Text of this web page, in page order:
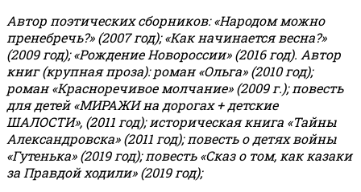
Автор поэтических сборников: «Народом можно
пренебречь?» (2007 год); «Как начинается весна?»
(2009 год); «Рождение Новороссии» (2016 год). Автор
книг (крупная проза): роман «Ольга» (2010 год);
роман «Красноречивое молчание» (2009 г.); повесть
для детей «МИРАЖИ на дорогах + детские
ШАЛОСТИ», (2011 год); историческая книга «Тайны
Александровска» (2011 год); повесть о детях войны
«Гутенька» (2019 год); повесть «Сказ о том, как казаки
за Правдой ходили» (2019 год);